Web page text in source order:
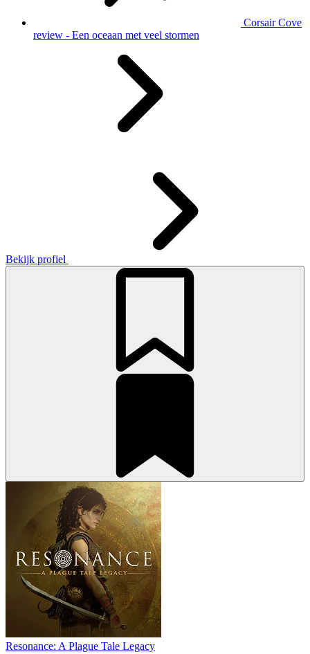
Corsair Cove
review - Een oceaan met veel stormen
Bekijk profiel
Resonance: A Plague Tale Legacy